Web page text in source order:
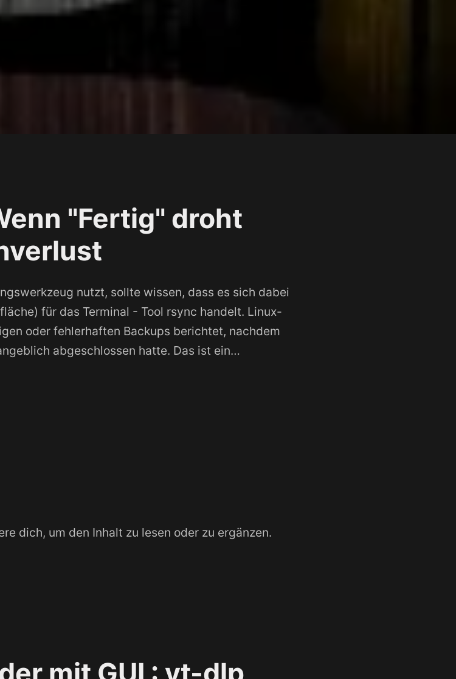
"Fertig" droht
nutzt, sollte wissen, dass es sich dabei
für das Terminal - Tool rsync handelt. Linux-
oder fehlerhaften Backups berichtet, nachdem
abgeschlossen hatte. Das ist ein…
dich, um den Inhalt zu lesen oder zu ergänzen.